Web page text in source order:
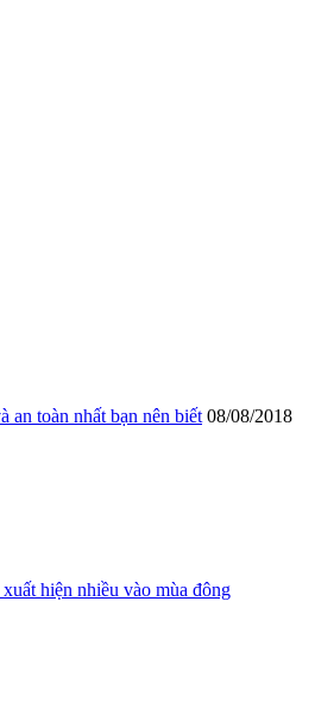
an toàn nhất bạn nên biết 08/08/2018
hiện nhiều vào mùa đông